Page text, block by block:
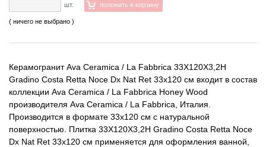
шт.
положить в корзину
( ничего не выбрано )
Керамогранит Ava Ceramica / La Fabbrica 33X120X3,2H
Gradino Costa Retta Noce Dx Nat Ret 33x120 см входит в состав
коллекции Ava Ceramica / La Fabbrica Honey Wood
производителя Ava Ceramica / La Fabbrica, Италия.
Производится в формате 33x120 см с натуральной
поверхностью. Плитка 33X120X3,2H Gradino Costa Retta Noce
Dx Nat Ret 33x120 см применяется для оформления ванной,